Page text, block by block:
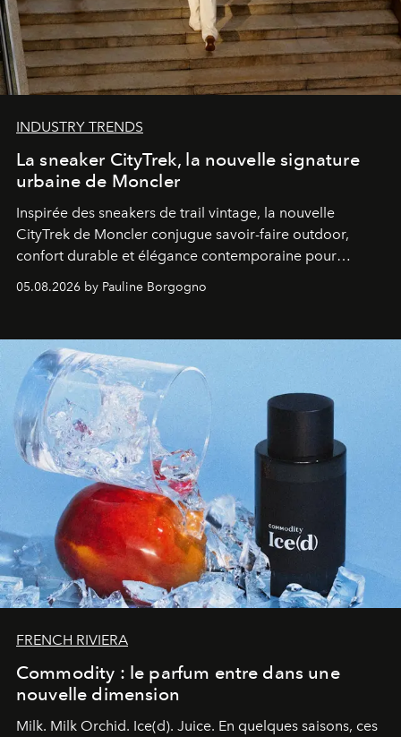
INDUSTRY TRENDS
La sneaker CityTrek, la nouvelle signature
urbaine de Moncler
Inspirée des sneakers de trail vintage, la nouvelle
CityTrek de Moncler conjugue savoir-faire outdoor,
confort durable et élégance contemporaine pour
accompagner les explorations du quotidien.
05.08.2026 by Pauline Borgogno
FRENCH RIVIERA
Commodity : le parfum entre dans une
nouvelle dimension
Milk. Milk Orchid. Ice(d). Juice. En quelques saisons, ces